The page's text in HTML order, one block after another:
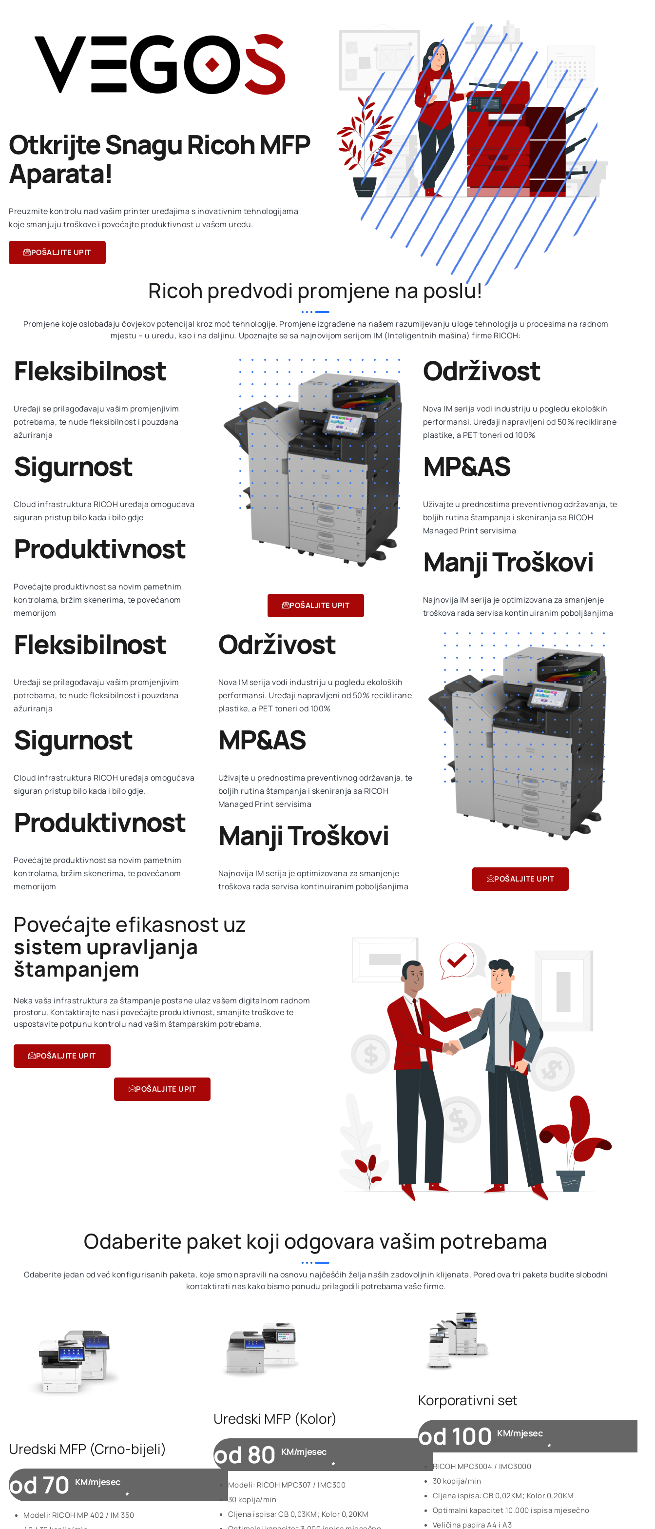
Otkrijte Snagu Ricoh MFP
Aparata!
Preuzmite kontrolu nad vašim printer uređajima s inovativnim tehnologijama
koje smanjuju troškove i povećajte produktivnost u vašem uredu.
POŠALJITE UPIT
Ricoh predvodi promjene na poslu!
Promjene koje oslobađaju čovjekov potencijal kroz moć tehnologije. Promjene izgrađene na našem razumijevanju uloge tehnologija u procesima na radnom
mjestu – u uredu, kao i na daljinu. Upoznajte se sa najnovijom serijom IM (Inteligentnih mašina) firme RICOH:
Fleksibilnost
Uređaji se prilagođavaju vašim promjenjivim
potrebama, te nude fleksibilnost i pouzdana
ažuriranja
Sigurnost
Cloud infrastruktura RICOH uređaja omogućava
siguran pristup bilo kada i bilo gdje
Produktivnost
Povećajte produktivnost sa novim pametnim
kontrolama, bržim skenerima, te povećanom
memorijom
POŠALJITE UPIT
Održivost
Nova IM serija vodi industriju u pogledu ekoloških
performansi. Uređaji napravljeni od 50% reciklirane
plastike, a PET toneri od 100%
MP&AS
Uživajte u prednostima preventivnog održavanja, te
boljih rutina štampanja i skeniranja sa RICOH
Managed Print servisima
Manji Troškovi
Najnovija IM serija je optimizovana za smanjenje
troškova rada servisa kontinuiranim poboljšanjima
Fleksibilnost
Uređaji se prilagođavaju vašim promjenjivim
potrebama, te nude fleksibilnost i pouzdana
ažuriranja
Sigurnost
Cloud infrastruktura RICOH uređaja omogućava
siguran pristup bilo kada i bilo gdje.
Produktivnost
Povećajte produktivnost sa novim pametnim
kontrolama, bržim skenerima, te povećanom
memorijom
Održivost
Nova IM serija vodi industriju u pogledu ekoloških
performansi. Uređaji napravljeni od 50% reciklirane
plastike, a PET toneri od 100%
MP&AS
Uživajte u prednostima preventivnog održavanja, te
boljih rutina štampanja i skeniranja sa RICOH
Managed Print servisima
Manji Troškovi
Najnovija IM serija je optimizovana za smanjenje
troškova rada servisa kontinuiranim poboljšanjima
POŠALJITE UPIT
Povećajte efikasnost uz
sistem upravljanja
štampanjem
Neka vaša infrastruktura za štampanje postane ulaz vašem digitalnom radnom
prostoru. Kontaktirajte nas i povećajte produktivnost, smanjite troškove te
uspostavite potpunu kontrolu nad vašim štamparskim potrebama.
POŠALJITE UPIT
POŠALJITE UPIT
Odaberite paket koji odgovara vašim potrebama
Odaberite jedan od već konfigurisanih paketa, koje smo napravili na osnovu najčešćih želja naših zadovoljnih klijenata. Pored ova tri paketa budite slobodni
kontaktirati nas kako bismo ponudu prilagodili potrebama vaše firme.
Uredski MFP (Crno-bijeli)
od 70 KM/mjesec
*
Modeli: RICOH MP 402 / IM 350
Uredski MFP (Kolor)
od 80 KM/mjesec
*
Modeli: RICOH MPC307 / IMC300
30 kopija/min
CIjena ispisa: CB 0,03KM; Kolor 0,20KM
Korporativni set
od 100 KM/mjesec
*
RICOH MPC3004 / IMC3000
30 kopija/min
CIjena ispisa: CB 0,02KM; Kolor 0,20KM
Optimalni kapacitet 10.000 ispisa mjesečno
Veličina papira A4 i A3